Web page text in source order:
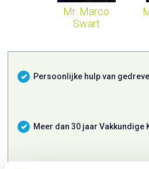
Mr. Marco
Swart
Persoonlijke hulp van
Meer dan 30 jaar Vakkundige